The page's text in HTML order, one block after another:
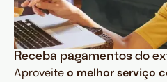
Receba pagamentos do
Aproveiteo melhor serviço